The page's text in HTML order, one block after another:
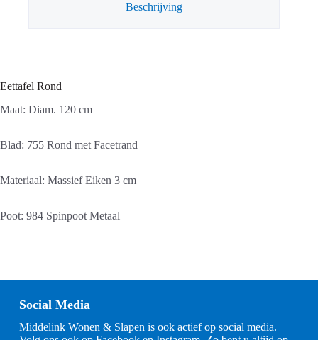
Beschrijving
Eettafel Rond
Maat: Diam. 120 cm
Blad: 755 Rond met Facetrand
Materiaal: Massief Eiken 3 cm
Poot: 984 Spinpoot Metaal
Social Media
Middelink Wonen & Slapen is ook actief op social media.